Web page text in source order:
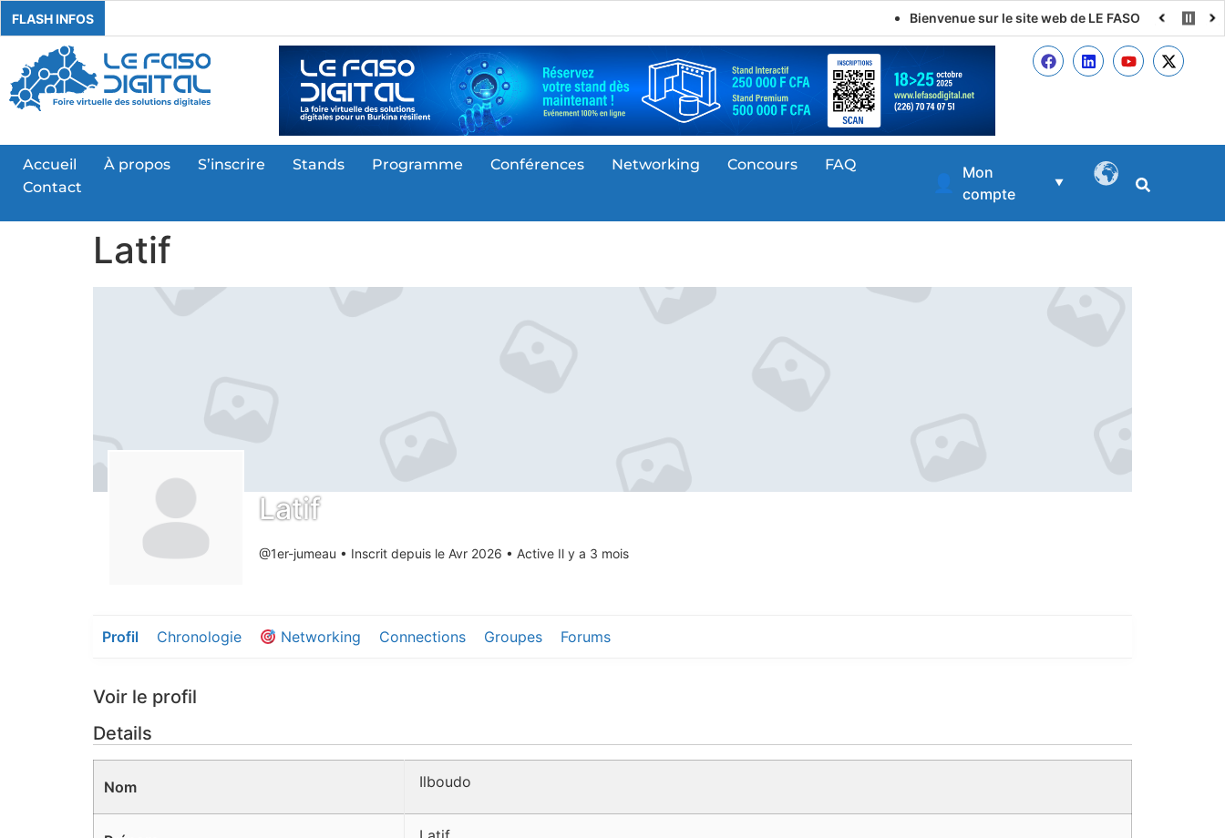
FLASH INFOS Bienvenue sur le site web de LE FASO DIGITAL
Accueil À propos S’inscrire Stands Programme Conférences Networking Concours
FAQ
Contact
👤
Mon
compte
▼
Latif
Latif
@1er-jumeau • Inscrit depuis le Avr 2026 • Active Il y a 3 mois
Profil Chronologie Networking Connections Groupes Forums
Voir le profil
Details
Nom Ilboudo